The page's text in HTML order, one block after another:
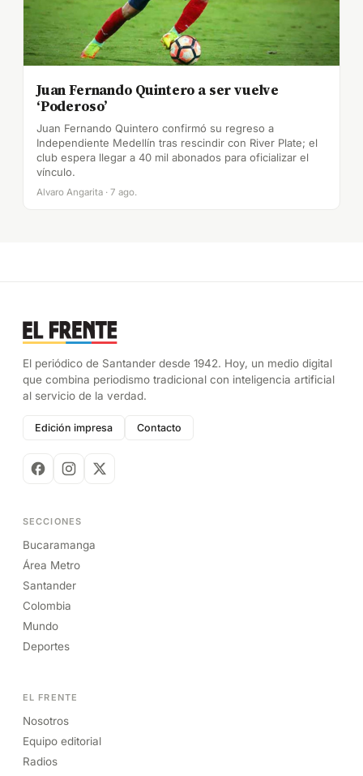
Juan Fernando Quintero a ser vuelve
‘Poderoso’
Juan Fernando Quintero confirmó su regreso a
Independiente Medellín tras rescindir con River Plate; el
club espera llegar a 40 mil abonados para oficializar el
vínculo.
Alvaro Angarita · 7 ago.
El periódico de Santander desde 1942. Hoy, un medio digital
que combina periodismo tradicional con inteligencia artificial
al servicio de la verdad.
Edición impresa Contacto
SECCIONES
Bucaramanga
Área Metro
Santander
Colombia
Mundo
Deportes
EL FRENTE
Nosotros
Equipo editorial
Radios